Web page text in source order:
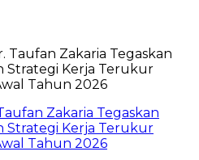
Zakaria Tegaskan
Strategi Kerja Terukur
Tahun 2026